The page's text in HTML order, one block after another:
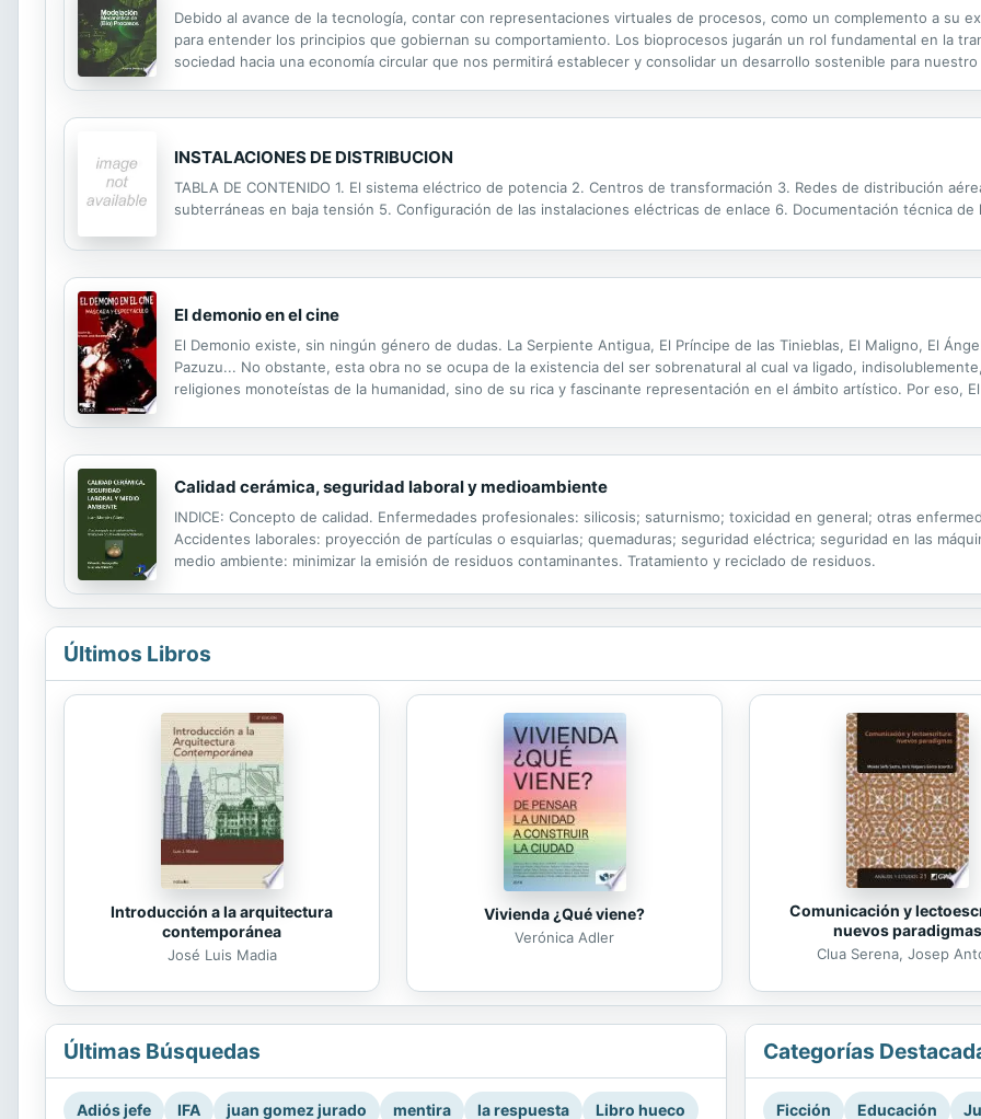
Debido al avance de la tecnología, contar con representaciones virtuales de procesos, como un complemento a su
para entender los principios que gobiernan su comportamiento. Los bioprocesos jugarán un rol fundamental en la
sociedad hacia una economía circular que nos permitirá establecer y consolidar un desarrollo sostenible para
INSTALACIONES DE DISTRIBUCION
TABLA DE CONTENIDO 1. El sistema eléctrico de potencia 2. Centros de transformación 3. Redes de distribución
subterráneas en baja tensión 5. Configuración de las instalaciones eléctricas de enlace 6. Documentación técnica de
El demonio en el cine
El Demonio existe, sin ningún género de dudas. La Serpiente Antigua, El Príncipe de las Tinieblas, El Maligno, El
Pazuzu... No obstante, esta obra no se ocupa de la existencia del ser sobrenatural al cual va ligado,
religiones monoteístas de la humanidad, sino de su rica y fascinante representación en el ámbito artístico. Por eso,
Calidad cerámica, seguridad laboral y medioambiente
INDICE: Concepto de calidad. Enfermedades profesionales: silicosis; saturnismo; toxicidad en general; otras
Accidentes laborales: proyección de partículas o esquiarlas; quemaduras; seguridad eléctrica; seguridad en las
medio ambiente: minimizar la emisión de residuos contaminantes. Tratamiento y reciclado de residuos.
Últimos Libros
Introducción a la arquitectura
contemporánea
José Luis Madia
Vivienda ¿Qué viene?
Verónica Adler
Comunicación y
nuevos paradigmas
Clua Serena, Josep
Últimas Búsquedas
Adiós jefe IFA juan gomez jurado mentira la respuesta Libro hueco
Categorías
Ficción Educación